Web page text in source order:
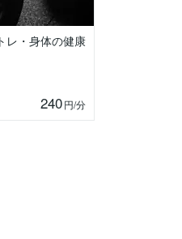
レ・身体の健康
240円/分